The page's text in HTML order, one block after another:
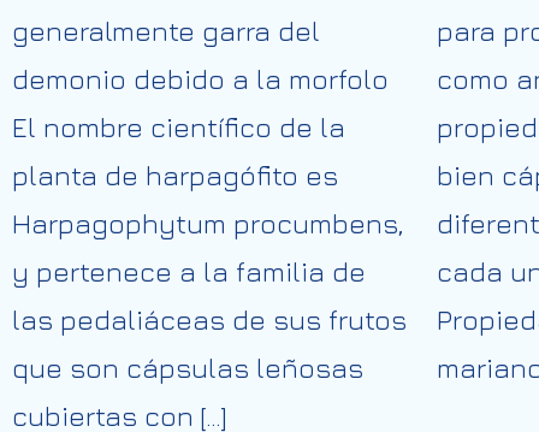
generalmente garra del
demonio debido a la morfolo
El nombre científico de la
planta de harpagófito es
Harpagophytum procumbens,
y pertenece a la familia de
las pedaliáceas de sus frutos
que son cápsulas leñosas
cubiertas con […]
para
como
bien
cada